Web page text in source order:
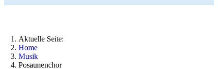
Aktuelle Seite:
Home
Musik
Posaunenchor